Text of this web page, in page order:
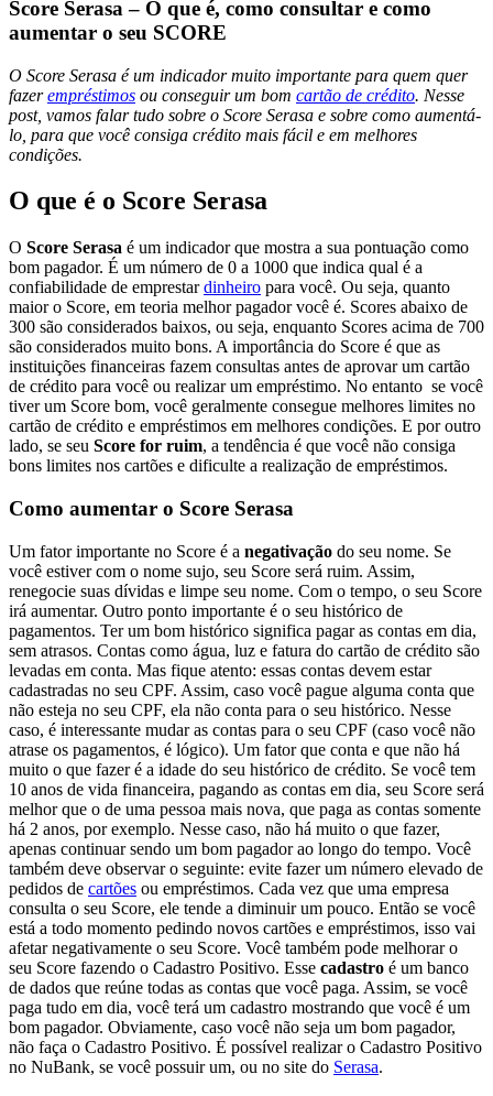
Score Serasa – O que é, como consultar e como
aumentar o seu SCORE
O Score Serasa é um indicador muito importante para quem quer
fazerempréstimos ou conseguir um bom cartão de crédito. Nesse
post, vamos falar tudo sobre o Score Serasa e sobre como aumentá-
lo, para que você consiga crédito mais fácil e em melhores
condições.
O que é o Score Serasa
O Score Serasa é um indicador que mostra a sua pontuação como
bom pagador. É um número de 0 a 1000 que indica qual é a
confiabilidade de emprestardinheiro para você. Ou seja, quanto
maior o Score, em teoria melhor pagador você é. Scores abaixo de
300 são considerados baixos, ou seja, enquanto Scores acima de 700
são considerados muito bons. A importância do Score é que as
instituições financeiras fazem consultas antes de aprovar um cartão
de crédito para você ou realizar um empréstimo. No entanto se você
tiver um Score bom, você geralmente consegue melhores limites no
cartão de crédito e empréstimos em melhores condições. E por outro
lado, se seu Score for ruim, a tendência é que você não consiga
bons limites nos cartões e dificulte a realização de empréstimos.
Como aumentar o Score Serasa
Um fator importante no Score é a negativação do seu nome. Se
você estiver com o nome sujo, seu Score será ruim. Assim,
renegocie suas dívidas e limpe seu nome. Com o tempo, o seu Score
irá aumentar. Outro ponto importante é o seu histórico de
pagamentos. Ter um bom histórico significa pagar as contas em dia,
sem atrasos. Contas como água, luz e fatura do cartão de crédito são
levadas em conta. Mas fique atento: essas contas devem estar
cadastradas no seu CPF. Assim, caso você pague alguma conta que
não esteja no seu CPF, ela não conta para o seu histórico. Nesse
caso, é interessante mudar as contas para o seu CPF (caso você não
atrase os pagamentos, é lógico). Um fator que conta e que não há
muito o que fazer é a idade do seu histórico de crédito. Se você tem
10 anos de vida financeira, pagando as contas em dia, seu Score será
melhor que o de uma pessoa mais nova, que paga as contas somente
há 2 anos, por exemplo. Nesse caso, não há muito o que fazer,
apenas continuar sendo um bom pagador ao longo do tempo. Você
também deve observar o seguinte: evite fazer um número elevado de
pedidos de cartões ou empréstimos. Cada vez que uma empresa
consulta o seu Score, ele tende a diminuir um pouco. Então se você
está a todo momento pedindo novos cartões e empréstimos, isso vai
afetar negativamente o seu Score. Você também pode melhorar o
seu Score fazendo o Cadastro Positivo. Esse cadastro é um banco
de dados que reúne todas as contas que você paga. Assim, se você
paga tudo em dia, você terá um cadastro mostrando que você é um
bom pagador. Obviamente, caso você não seja um bom pagador,
não faça o Cadastro Positivo. É possível realizar o Cadastro Positivo
no NuBank, se você possuir um, ou no site do Serasa.